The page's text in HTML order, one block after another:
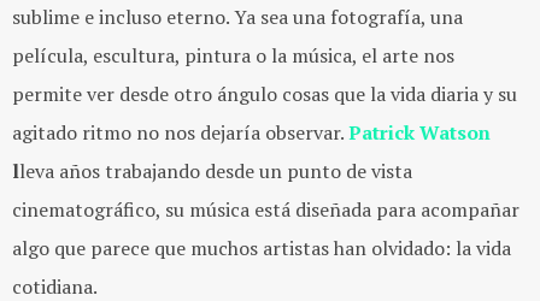
sublime e incluso eterno. Ya sea una fotografía, una
película, escultura, pintura o la música, el arte nos
permite ver desde otro ángulo cosas que la vida diaria y su
agitado ritmo no nos dejaría observar.Patrick Watson
lleva años trabajando desde un punto de vista
cinematográfico, su música está diseñada para acompañar
algo que parece que muchos artistas han olvidado: la vida
cotidiana.